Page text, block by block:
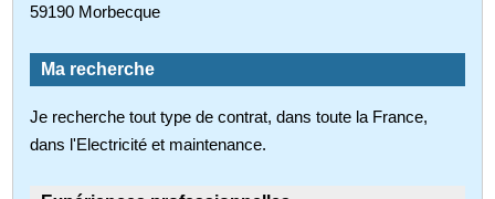
59190 Morbecque
Ma recherche
Je recherche tout type de contrat, dans toute la France,
dans l'Electricité et maintenance.